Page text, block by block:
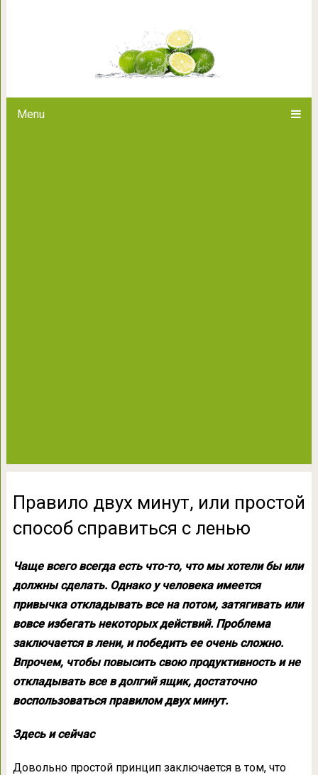
Menu
Правило двух минут, или простой
способ справиться с ленью
Чаще всего всегда есть что-то, что мы хотели бы или
должны сделать. Однако у человека имеется
привычка откладывать все на потом, затягивать или
вовсе избегать некоторых действий. Проблема
заключается в лени, и победить ее очень сложно.
Впрочем, чтобы повысить свою продуктивность и не
откладывать все в долгий ящик, достаточно
воспользоваться правилом двух минут.
Здесь и сейчас
Довольно простой принцип заключается в том, что